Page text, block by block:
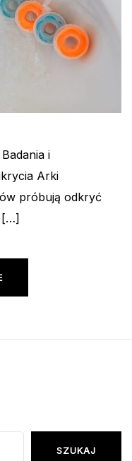
i
Arki
próbują odkryć
[…]
SZUKAJ